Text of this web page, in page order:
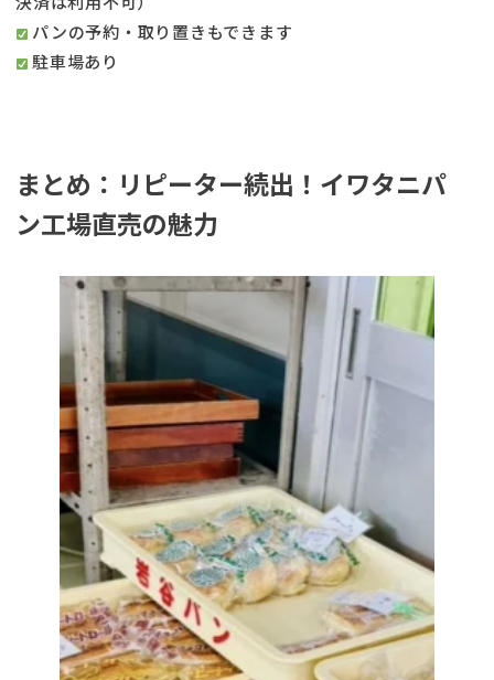
パンの予約・取り置きもできます
駐車場あり
まとめ：リピーター続出！イワタニパ
ン工場直売の魅力